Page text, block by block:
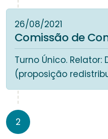
26/08/2021
Comissão de
Turno Único. Relator:
(proposição
2